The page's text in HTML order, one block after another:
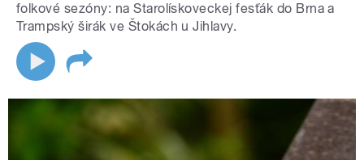
folkové sezóny: na Starolískoveckej fesťák do Brna a
Trampský širák ve Štokách u Jihlavy.